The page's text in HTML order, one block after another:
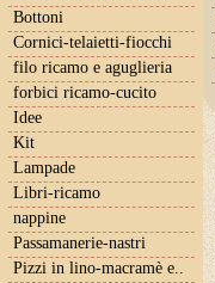
Bottoni
Cornici-telaietti-fiocchi
filo ricamo e aguglieria
forbici ricamo-cucito
Idee
Kit
Lampade
Libri-ricamo
nappine
Passamanerie-nastri
Pizzi in lino-macramè e..